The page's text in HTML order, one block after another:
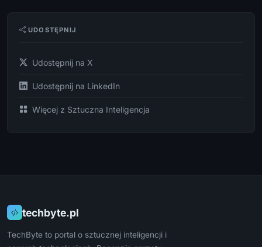
UDOSTĘPNIJ
Udostępnij na X
Udostępnij na LinkedIn
Więcej z Sztuczna Inteligencja
techbyte.pl
TechByte to portal o sztucznej inteligencji i